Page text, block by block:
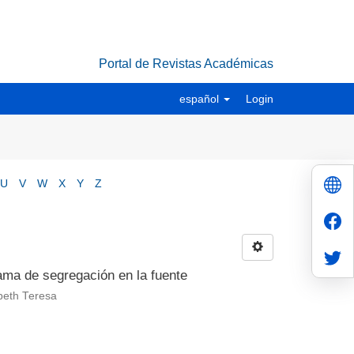
Portal de Revistas Académicas
español Login
U V W X Y Z
de segregación en la fuente
Teresa